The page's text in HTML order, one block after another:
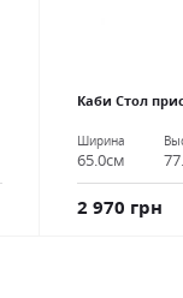
Каби Стол
Ширина
65.0см
2 970 грн